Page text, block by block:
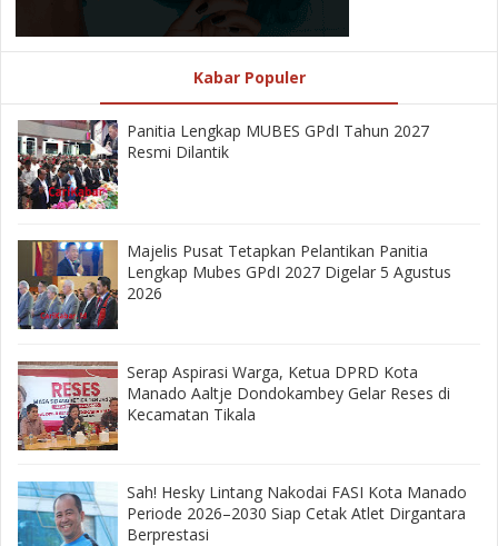
Kabar Populer
Panitia Lengkap MUBES GPdI Tahun 2027
Resmi Dilantik
Majelis Pusat Tetapkan Pelantikan Panitia
Lengkap Mubes GPdI 2027 Digelar 5 Agustus
2026
‎Serap Aspirasi Warga, Ketua DPRD Kota
Manado Aaltje Dondokambey Gelar Reses di
Kecamatan Tikala ‎
‎Sah! Hesky Lintang Nakodai FASI Kota Manado
Periode 2026–2030 Siap Cetak Atlet Dirgantara
Berprestasi